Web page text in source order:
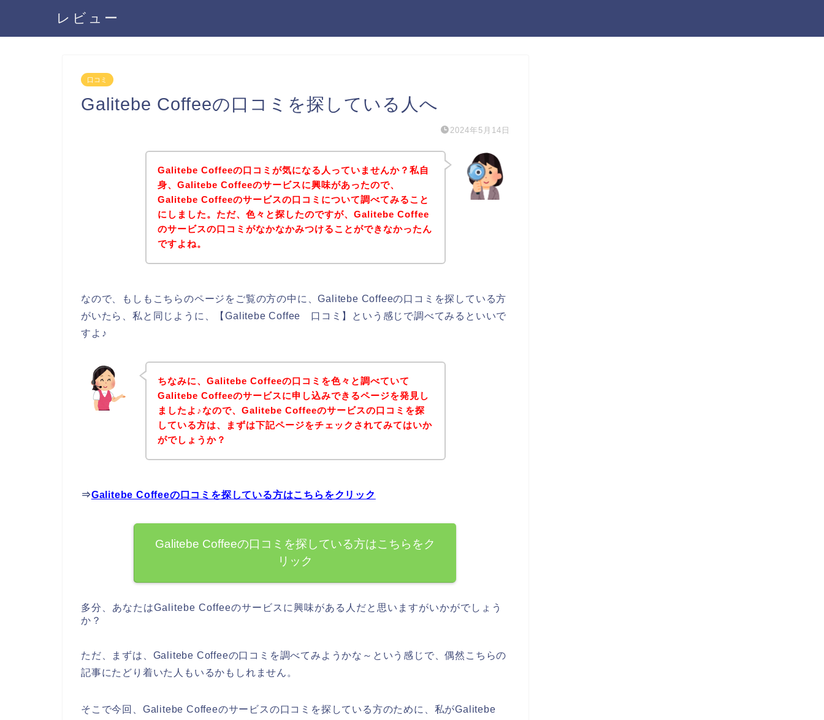
レビュー
口コミ
Galitebe Coffeeの口コミを探している人へ
2024年5月14日
Galitebe Coffeeの口コミが気になる人っていませんか？私自
身、Galitebe Coffeeのサービスに興味があったので、
Galitebe Coffeeのサービスの口コミについて調べてみること
にしました。ただ、色々と探したのですが、Galitebe Coffee
のサービスの口コミがなかなかみつけることができなかったん
ですよね。
なので、もしもこちらのページをご覧の方の中に、Galitebe Coffeeの口コミを探している方
がいたら、私と同じように、【Galitebe Coffee 口コミ】という感じで調べてみるといいで
すよ♪
ちなみに、Galitebe Coffeeの口コミを色々と調べていて
Galitebe Coffeeのサービスに申し込みできるページを発見し
ましたよ♪なので、Galitebe Coffeeのサービスの口コミを探
している方は、まずは下記ページをチェックされてみてはいか
がでしょうか？
⇒Galitebe Coffeeの口コミを探している方はこちらをクリック
Galitebe Coffeeの口コミを探している方はこちらをク
リック
多分、あなたはGalitebe Coffeeのサービスに興味がある人だと思いますがいかがでしょう
か？
ただ、まずは、Galitebe Coffeeの口コミを調べてみようかな～という感じで、偶然こちらの
記事にたどり着いた人もいるかもしれません。
そこで今回、Galitebe Coffeeのサービスの口コミを探している方のために、私がGalitebe